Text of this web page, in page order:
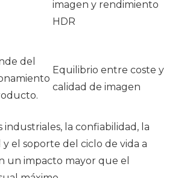
imagen y rendimiento
HDR
del
Equilibrio entre coste y
calidad de imagen
industriales, la confiabilidad, la
el soporte del ciclo de vida a
un impacto mayor que el